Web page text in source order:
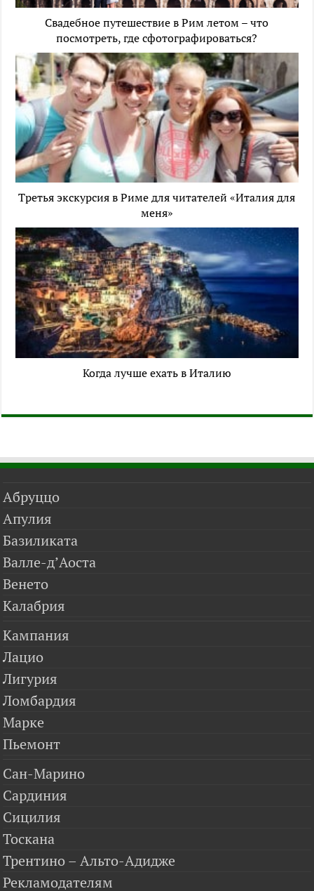
Свадебное путешествие в Рим летом – что
посмотреть, где сфотографироваться?
Третья экскурсия в Риме для читателей «Италия для
меня»
Когда лучше ехать в Италию
Абруццо
Апулия
Базиликата
Валле-д’Аоста
Венето
Калабрия
Кампания
Лацио
Лигурия
Ломбардия
Марке
Пьемонт
Сан-Марино
Сардиния
Сицилия
Тоскана
Трентино – Альто-Адидже
Рекламодателям